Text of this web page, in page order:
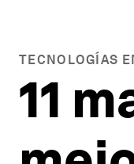
TECNOLOGÍAS
11